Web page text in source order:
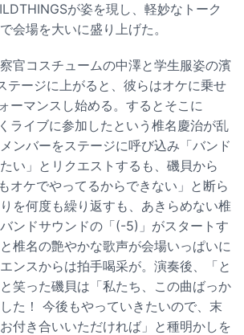
が姿を現し、軽妙なトーク
会場を大いに盛り上げた。
官コスチュームの中澤と学生服姿の濱
テージに上がると、彼らはオケに乗せ
ーマンスし始める。するとそこに
ライブに参加したという椎名慶治が乱
ンバーをステージに呼び込み「バンド
い」とリクエストするも、磯貝から
オケでやってるからできない」と断ら
を何度も繰り返すも、あきらめない椎
ンドサウンドの「(-5)」がスタートす
椎名の艶やかな歌声が会場いっぱいに
ンスからは拍手喝采が。演奏後、「と
笑った磯貝は「私たち、この曲ばっか
た！ 今後もやっていきたいので、末
付き合いいただければ」と種明かしを